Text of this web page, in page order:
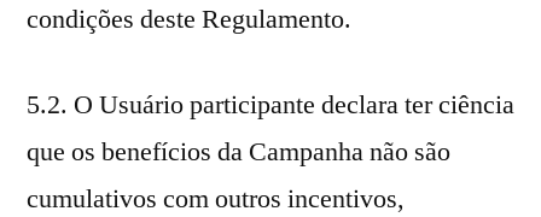
condições deste Regulamento.
5.2. O Usuário participante declara ter ciência
que os benefícios da Campanha não são
cumulativos com outros incentivos,